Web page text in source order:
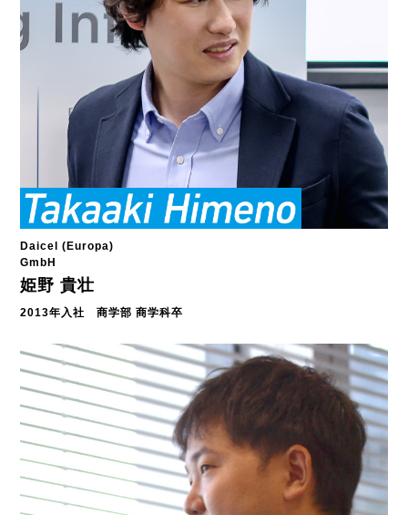
Daicel (Europa)
GmbH
姫野 貴壮
2013年入社 商学部 商学科卒